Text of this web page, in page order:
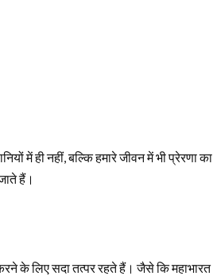
में ही नहीं, बल्कि हमारे जीवन में भी प्रेरणा का
हैं।
के लिए सदा तत्पर रहते हैं। जैसे कि महाभारत